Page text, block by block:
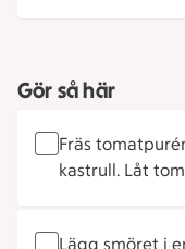
Gör så här
Fräs
kastrull. Låt
Lägg smöret i